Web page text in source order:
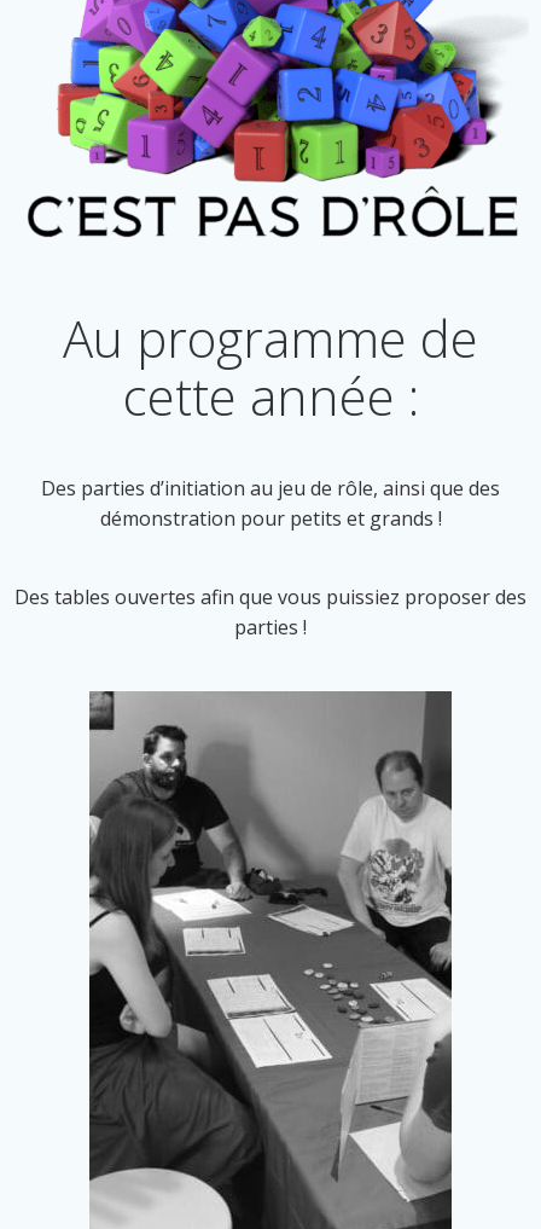
Au programme de
cette année :
Des parties d’initiation au jeu de rôle, ainsi que des
démonstration pour petits et grands !
Des tables ouvertes afin que vous puissiez proposer des
parties !